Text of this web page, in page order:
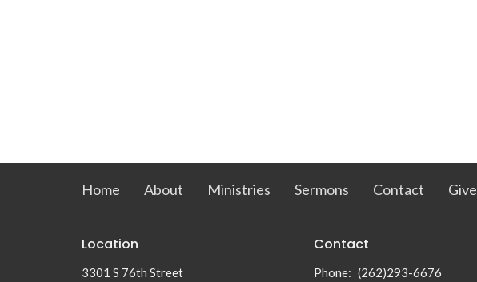
Home About Ministries Sermons Contact Give
Location
3301 S 76th Street
Contact
Phone: (262)293-6676